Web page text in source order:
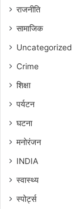
राजनीति
सामाजिक
Uncategorized
Crime
शिक्षा
पर्यटन
घटना
मनोरंजन
INDIA
स्वास्थ्य
स्पोर्ट्स